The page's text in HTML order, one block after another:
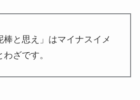
棒と思え」はマイナスイメ
ざです。